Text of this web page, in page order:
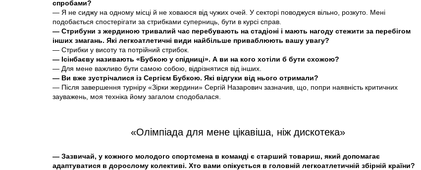
спробами?
— Я не сиджу на одному місці й не ховаюся від чужих очей. У секторі поводжуся вільно, розкуто. Мені
подобається спостерігати за стрибками суперниць, бути в курсі справ.
— Стрибуни з жердиною тривалий час перебувають на стадіоні і мають нагоду стежити за перебігом
інших змагань. Які легкоатлетичні види найбільше приваблюють вашу увагу?
— Стрибки у висоту та потрійний стрибок.
— Ісінбаєву називають «Бубкою у спідниці». А ви на кого хотіли б бути схожою?
— Для мене важливо бути самою собою, відрізнятися від інших.
— Ви вже зустрічалися із Сергієм Бубкою. Які відгуки від нього отримали?
— Після завершення турніру «Зірки жердини» Сергій Назарович зазначив, що, попри наявність критичних
зауважень, моя техніка йому загалом сподобалася.
«Олімпіада для мене цікавіша, ніж дискотека»
— Зазвичай, у кожного молодого спортсмена в команді є старший товариш, який допомагає
адаптуватися в дорослому колективі. Хто вами опікується в головній легкоатлетичній збірній країни?